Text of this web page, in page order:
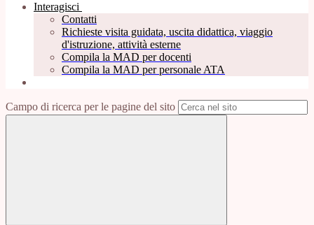
Interagisci
Contatti
Richieste visita guidata, uscita didattica, viaggio
d'istruzione, attività esterne
Compila la MAD per docenti
Compila la MAD per personale ATA
Campo di ricerca per le pagine del sito